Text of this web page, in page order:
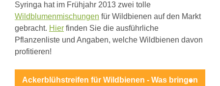
Blüte
Koevolution
Biene
zwischen
Barock
Syringa hat im Frühjahr 2013 zwei tolle
Wildblumenmischungen für Wildbienen auf den Markt
gebracht. Hier finden Sie die ausführliche
Pflanzenliste und Angaben, welche Wildbienen davon
profitieren!
Ackerblühstreifen für Wildbienen - Was bringen